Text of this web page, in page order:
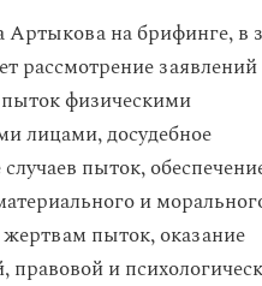
Артыкова на брифинге, в
рассмотрение заявлений
физическими
лицами, досудебное
пыток,
и
пыток, оказание
правовой и